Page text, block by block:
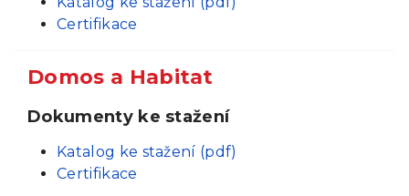
Certifikace
Domos a Habitat
Dokumenty ke stažení
Katalog ke stažení (pdf)
Certifikace